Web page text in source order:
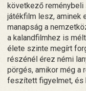
következő
játékfilm lesz, aminek
manapság a
a kalandfilmhez is
élete szinte megírt
részénél érez némi
pörgés, amikor még a
feszített figyelmet, és